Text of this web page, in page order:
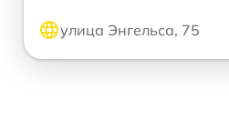
улица Энгельса, 75